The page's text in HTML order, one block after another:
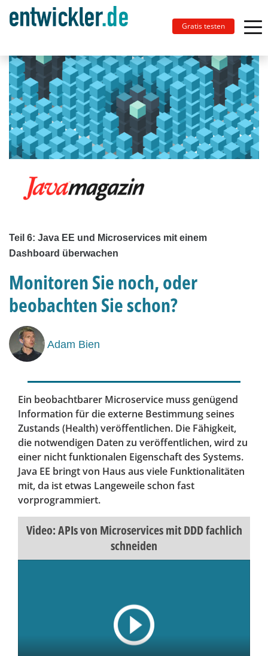
Gratis testen
Teil 6: Java EE und Microservices mit einem
Dashboard überwachen
Monitoren Sie noch, oder
beobachten Sie schon?
Adam Bien
Ein beobachtbarer Microservice muss genügend
Information für die externe Bestimmung seines
Zustands (Health) veröffentlichen. Die Fähigkeit,
die notwendigen Daten zu veröffentlichen, wird zu
einer nicht funktionalen Eigenschaft des Systems.
Java EE bringt von Haus aus viele Funktionalitäten
mit, da ist etwas Langeweile schon fast
vorprogrammiert.
Video: APIs von Microservices mit DDD fachlich
schneiden